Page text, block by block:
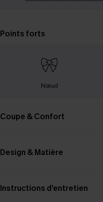
Points forts
Nœud
Coupe & Confort
Design & Matière
Instructions d’entretien